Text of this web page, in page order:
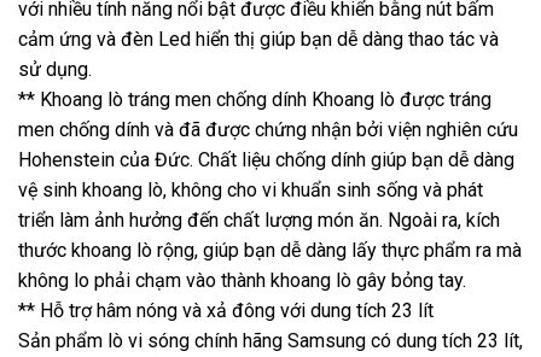
với nhiều tính năng nổi bật được điều khiển bằng nút bấm
cảm ứng và đèn Led hiển thị giúp bạn dễ dàng thao tác và
sử dụng.
** Khoang lò tráng men chống dính Khoang lò được tráng
men chống dính và đã được chứng nhận bởi viện nghiên cứu
Hohenstein của Đức. Chất liệu chống dính giúp bạn dễ dàng
vệ sinh khoang lò, không cho vi khuẩn sinh sống và phát
triển làm ảnh hưởng đến chất lượng món ăn. Ngoài ra, kích
thước khoang lò rộng, giúp bạn dễ dàng lấy thực phẩm ra mà
không lo phải chạm vào thành khoang lò gây bỏng tay.
** Hỗ trợ hâm nóng và xả đông với dung tích 23 lít
Sản phẩm lò vi sóng chính hãng Samsung có dung tích 23 lít,